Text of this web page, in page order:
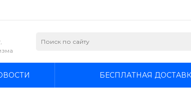
БЕСПЛАТНАЯ